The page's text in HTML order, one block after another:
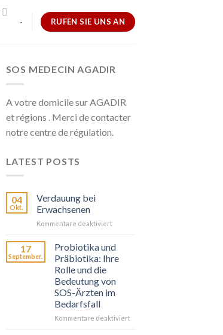
- RUFEN SIE UNS AN
SOS MEDECIN AGADIR
A votre domicile sur AGADIR
et régions . Merci de contacter
notre centre de régulation.
LATEST POSTS
04
Okt.
Verdauung bei
Erwachsenen
Kommentare deaktiviertfür
Digestion
l’Adulte
17
September.
Probiotika und
Präbiotika: Ihre
Rolle und die
Bedeutung von
SOS-Ärzten im
Bedarfsfall
Kommentare deaktiviertfür